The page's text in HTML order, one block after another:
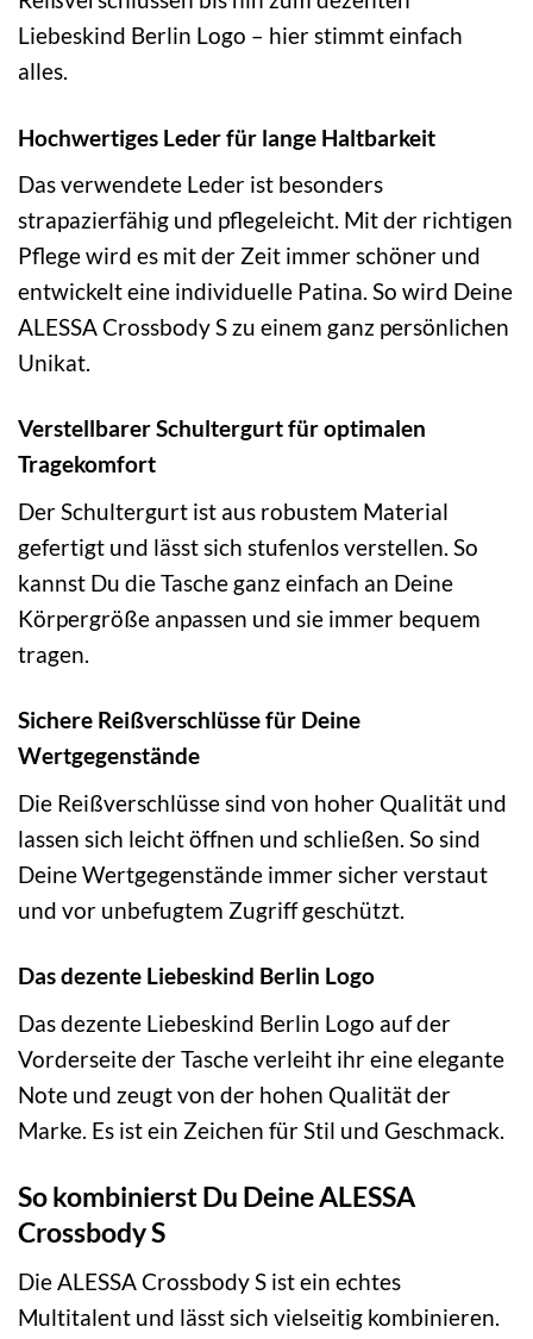
Liebeskind Berlin Logo – hier stimmt einfach
alles.
Hochwertiges Leder für lange Haltbarkeit
Das verwendete Leder ist besonders
strapazierfähig und pflegeleicht. Mit der richtigen
Pflege wird es mit der Zeit immer schöner und
entwickelt eine individuelle Patina. So wird Deine
ALESSA Crossbody S zu einem ganz persönlichen
Unikat.
Verstellbarer Schultergurt für optimalen
Tragekomfort
Der Schultergurt ist aus robustem Material
gefertigt und lässt sich stufenlos verstellen. So
kannst Du die Tasche ganz einfach an Deine
Körpergröße anpassen und sie immer bequem
tragen.
Sichere Reißverschlüsse für Deine
Wertgegenstände
Die Reißverschlüsse sind von hoher Qualität und
lassen sich leicht öffnen und schließen. So sind
Deine Wertgegenstände immer sicher verstaut
und vor unbefugtem Zugriff geschützt.
Das dezente Liebeskind Berlin Logo
Das dezente Liebeskind Berlin Logo auf der
Vorderseite der Tasche verleiht ihr eine elegante
Note und zeugt von der hohen Qualität der
Marke. Es ist ein Zeichen für Stil und Geschmack.
So kombinierst Du Deine ALESSA
Crossbody S
Die ALESSA Crossbody S ist ein echtes
Multitalent und lässt sich vielseitig kombinieren.